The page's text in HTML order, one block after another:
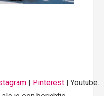
Pinterest | Youtube.